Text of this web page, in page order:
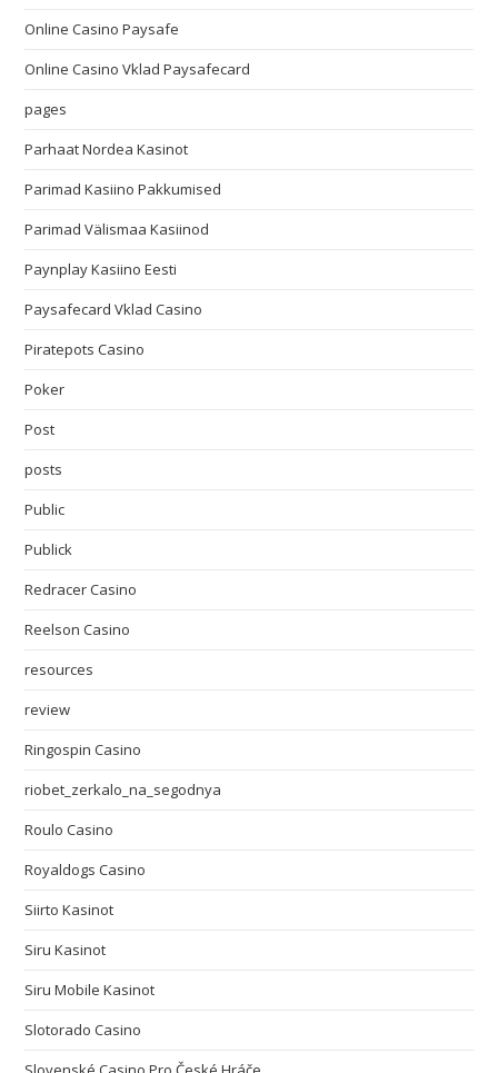
Online Casino Paysafe
Online Casino Vklad Paysafecard
pages
Parhaat Nordea Kasinot
Parimad Kasiino Pakkumised
Parimad Välismaa Kasiinod
Paynplay Kasiino Eesti
Paysafecard Vklad Casino
Piratepots Casino
Poker
Post
posts
Public
Publick
Redracer Casino
Reelson Casino
resources
review
Ringospin Casino
riobet_zerkalo_na_segodnya
Roulo Casino
Royaldogs Casino
Siirto Kasinot
Siru Kasinot
Siru Mobile Kasinot
Slotorado Casino